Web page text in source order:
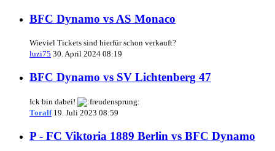
BFC Dynamo vs AS Monaco
Wieviel Tickets sind hierfür schon verkauft?
luzi75 30. April 2024 08:19
BFC Dynamo vs SV Lichtenberg 47
Ick bin dabei!
Toralf 19. Juli 2023 08:59
P - FC Viktoria 1889 Berlin vs BFC Dynamo